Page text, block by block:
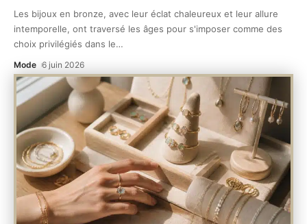
Les bijoux en bronze, avec leur éclat chaleureux et leur allure
intemporelle, ont traversé les âges pour s'imposer comme des
choix privilégiés dans le…
Mode 6 juin 2026